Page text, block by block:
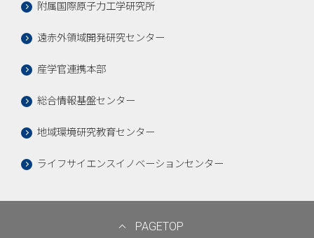
附属国際原子力工学研究所
遠赤外領域開発研究センター
産学官連携本部
総合情報基盤センター
地域環境研究教育センター
ライフサイエンスイノベーションセンター
PAGETOP